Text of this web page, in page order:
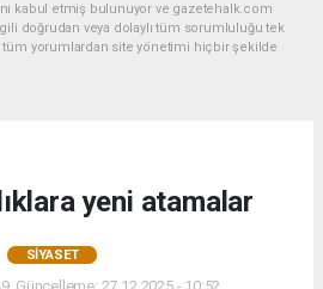
kabul etmiş bulunuyor ve gazetehalk.com
doğrudan veya dolaylı tüm sorumluluğu tek
tüm yorumlardan site yönetimi hiçbir şekilde
yeni atamalar
SIYASET